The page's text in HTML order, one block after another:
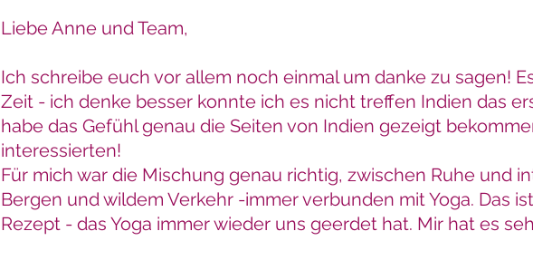
Liebe Anne und Team,
Ich schreibe euch vor allem noch einmal um danke zu sagen!
Zeit - ich denke besser konnte ich es nicht treffen Indien das
habe das Gefühl genau die Seiten von Indien gezeigt
interessierten!
Für mich war die Mischung genau richtig, zwischen Ruhe und
Bergen und wildem Verkehr -immer verbunden mit Yoga. Das
Rezept - das Yoga immer wieder uns geerdet hat. Mir hat es